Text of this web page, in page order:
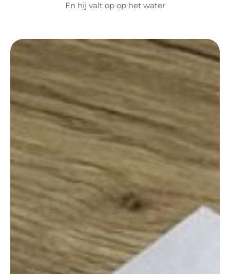
En hij valt op op het water